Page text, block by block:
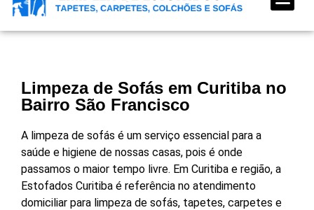
Limpeza de Sofás em Curitiba no
Bairro São Francisco
A limpeza de sofás é um serviço essencial para a
saúde e higiene de nossas casas, pois é onde
passamos o maior tempo livre. Em Curitiba e região, a
Estofados Curitiba é referência no atendimento
domiciliar para limpeza de sofás, tapetes, carpetes e